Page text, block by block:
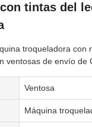
tintas del
troqueladora
ventosas de envío de
Ventosa
Máquina